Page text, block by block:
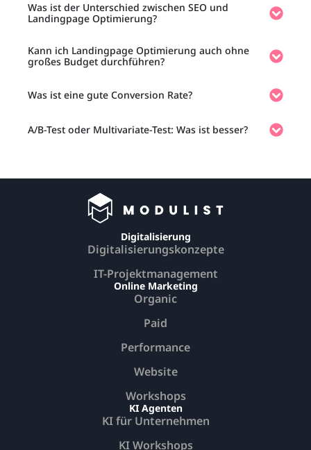
Was ist der Unterschied zwischen SEO und
Landingpage Optimierung?
Kann ich Landingpage Optimierung auch ohne
großes Budget durchführen?
Was ist eine gute Conversion Rate?
A/B-Test oder Multivariate-Test: Was ist besser?
Digitalisierung
Digitalisierungskonzepte
IT-Projektmanagement
Online Marketing
Organic
Paid
Performance
Website
Workshops
KI Agenten
KI für Unternehmen
KI Workshops